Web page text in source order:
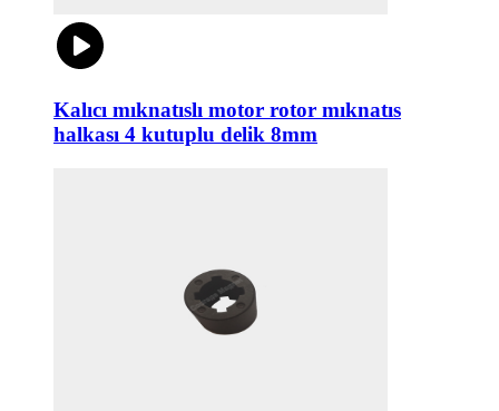
Kalıcı mıknatıslı motor rotor mıknatıs
halkası 4 kutuplu delik 8mm